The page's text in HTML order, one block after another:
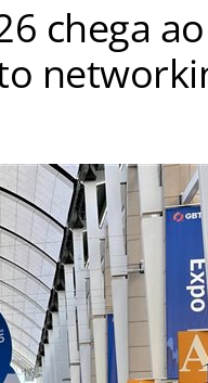
chega
viagens corporativas